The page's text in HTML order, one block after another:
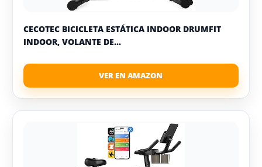
CECOTEC BICICLETA ESTÁTICA INDOOR DRUMFIT
INDOOR, VOLANTE DE...